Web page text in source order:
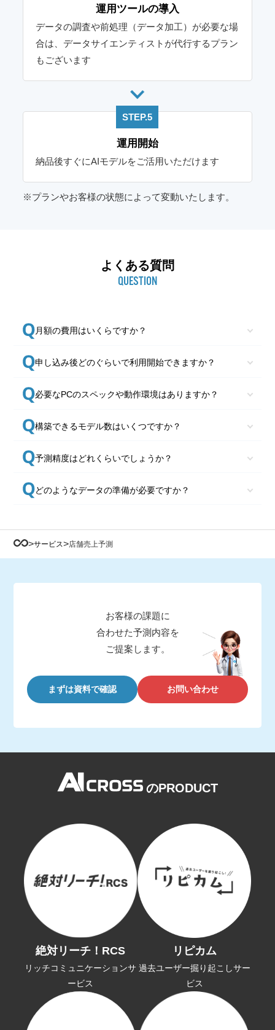
運用ツールの導入
データの調査や前処理（データ加工）が必要な場
合は、データサイエンティストが代行するプラン
もございます
STEP.5
運用開始
納品後すぐにAIモデルをご活用いただけます
※プランやお客様の状態によって変動いたします。
よくある質問
QUESTION
月額の費用はいくらですか？
申し込み後どのぐらいで利用開始できますか？
必要なPCのスペックや動作環境はありますか？
構築できるモデル数はいくつですか？
予測精度はどれくらいでしょうか？
どのようなデータの準備が必要ですか？
>サービス>店舗売上予測
お客様の課題に
合わせた予測内容を
ご提案します。
まずは資料で確認 お問い合わせ
のPRODUCT
絶対リーチ！RCS
リッチコミュニケーションサ
ービス
リピカム
過去ユーザー掘り起こしサー
ビス